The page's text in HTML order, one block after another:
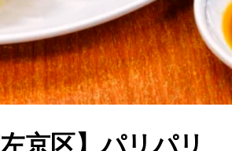
左京区】パリパリ